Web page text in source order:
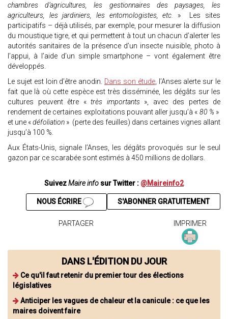
chambres d’agricultures, les gestionnaires des paysages, les
agriculteurs, les jardiniers, les entomologistes, etc. » Les sites
participatifs – déjà utilisés, par exemple, pour mesurer la diffusion
du moustique tigre, et qui permettent à tout un chacun d’alerter les
autorités sanitaires de la présence d’un insecte nuisible, photo à
l’appui, à l’aide d’un simple smartphone – vont également être
développés.
Le sujet est loin d’être anodin. Dans son étude, l’Anses alerte sur le
fait que là où cette espèce est très disséminée, les dégâts sur les
cultures peuvent être « très importants», avec des pertes de
rendement de certaines exploitations pouvant aller jusqu’à « 80 % »
et une «défoliation » (perte des feuilles) dans certaines vignes allant
jusqu’à 100 %.
Aux États-Unis, signale l’Anses, les dégâts provoqués sur le seul
gazon par ce scarabée sont estimés à 450 millions de dollars.
SuivezMaire info sur Twitter : @Maireinfo2
S'ABONNER GRATUITEMENT
NOUS ÉCRIRE
PARTAGER IMPRIMER
DANS L'ÉDITION DU JOUR
Ce qu'il faut retenir du premier tour des élections
législatives
Anticiper les vagues de chaleur et la canicule : ce que les
maires doivent faire